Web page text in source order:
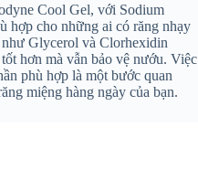
Cool Gel, với Sodium
hợp cho những ai có răng nhạy
như Glycerol và Clorhexidin
hơn mà vẫn bảo vệ nướu. Việc
phù hợp là một bước quan
miệng hàng ngày của bạn.